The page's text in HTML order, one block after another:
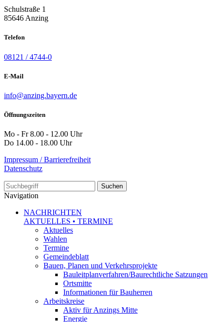
Schulstraße 1
85646 Anzing
Telefon
08121 / 4744-0
E-Mail
info@anzing.bayern.de
Öffnungszeiten
Mo - Fr 8.00 - 12.00 Uhr
Do 14.00 - 18.00 Uhr
Impressum / Barrierefreiheit
Datenschutz
Suche
Navigation
NACHRICHTEN
AKTUELLES • TERMINE
Aktuelles
Wahlen
Termine
Gemeindeblatt
Bauen, Planen und Verkehrsprojekte
Bauleitplanverfahren/Baurechtliche Satzungen
Ortsmitte
Informationen für Bauherren
Arbeitskreise
Aktiv für Anzings Mitte
Energie